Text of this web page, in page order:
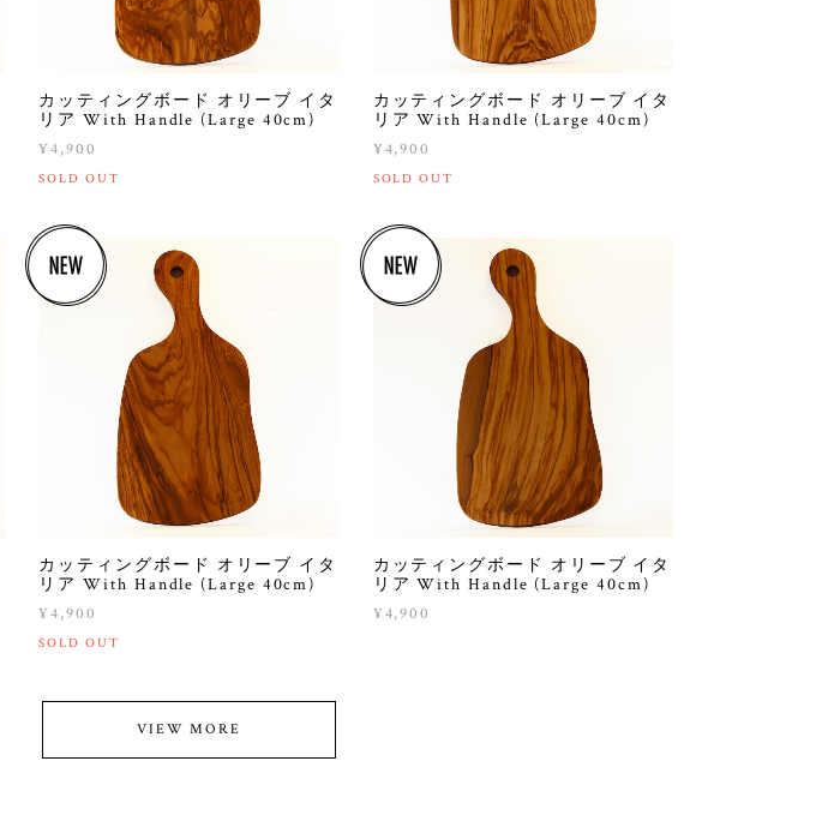
カッティングボード オリーブ イタ
リア With Handle (Large 40cm)
¥4,900
SOLD OUT
カッティングボード オリーブ イタ
リア With Handle (Large 40cm)
¥4,900
SOLD OUT
カッティングボード オリーブ イタ
リア With Handle (Large 40cm)
¥4,900
SOLD OUT
カッティングボード オリーブ イタ
リア With Handle (Large 40cm)
¥4,900
VIEW MORE